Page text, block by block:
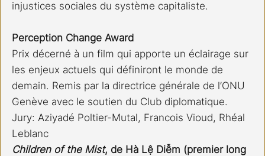
injustices sociales du système capitaliste.
Perception Change Award
Prix décerné à un film qui apporte un éclairage sur
les enjeux actuels qui définiront le monde de
demain. Remis par la directrice générale de l’ONU
Genève avec le soutien du Club diplomatique.
Jury: Aziyadé Poltier-Mutal, Francois Vioud, Rhéal
Leblanc
Children of the Mist, de Hà Lệ Diễm (premier long